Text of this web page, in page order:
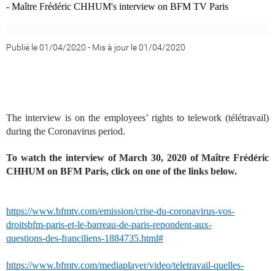
- Maître Frédéric CHHUM's interview on BFM TV Paris
Publié le 01/04/2020 - Mis à jour le 01/04/2020
The interview is on the employees’ rights to telework (télétravail)
during the Coronavirus period.
To watch the interview of March 30, 2020 of Maître Frédéric
CHHUM on BFM Paris, click on one of the links below.
https://www.bfmtv.com/emission/crise-du-coronavirus-vos-
droitsbfm-paris-et-le-barreau-de-paris-repondent-aux-
questions-des-franciliens-1884735.html#
https://www.bfmtv.com/mediaplayer/video/teletravail-quelles-